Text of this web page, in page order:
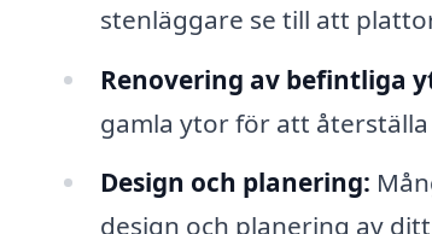
stenläggare se till att
Renovering av befintliga
gamla ytor för att
Design och planering:
design och planering av